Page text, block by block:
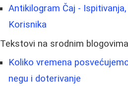
Antikilogram Čaj -
Korisnika
Tekstovi na srodnim blogovima
Koliko vremena
negu i doterivanje